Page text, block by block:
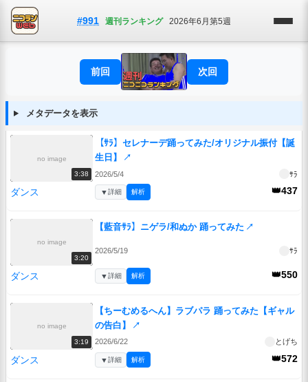
#991 週刊ランキング 2026年6月第5週
前回 次回
メタデータを表示
no image
3:38
【ｻﾗ】セレナーデ踊ってみた/オリジナル振付【誕
生日】
↗
2026/5/4 ｻﾗ
ダンス 👑437
▼詳細 解析
no image
3:20
【藍音ｻﾗ】ニゲラ/和ぬか 踊ってみた ↗
2026/5/19 ｻﾗ
ダンス 👑550
▼詳細 解析
no image
3:19
【ちーむめるへん】ラブパラ 踊ってみた【ギャル
の告白】
↗
2026/6/22 とげち
ダンス 👑572
▼詳細 解析